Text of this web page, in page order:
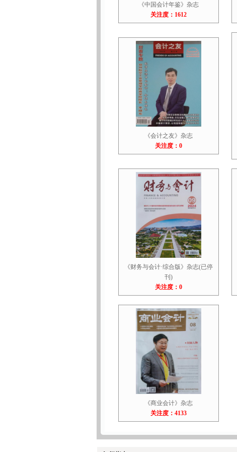
《中国会计年鉴》杂志
关注度：1612
《会计之友》杂志
关注度：0
《财务与会计·综合版》杂志(已停
刊)
关注度：0
《商业会计》杂志
关注度：4133